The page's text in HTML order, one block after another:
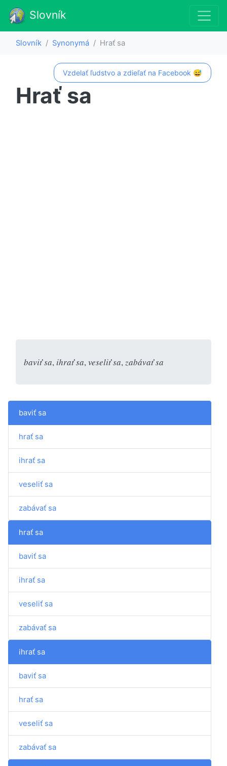
Slovník
Slovník Synonymá Hrať sa
Vzdelať ľudstvo a zdieľať na Facebook 😅
Hrať sa
baviť sa, ihrať sa, veseliť sa, zabávať sa
baviť sa
hrať sa
ihrať sa
veseliť sa
zabávať sa
hrať sa
baviť sa
ihrať sa
veseliť sa
zabávať sa
ihrať sa
baviť sa
hrať sa
veseliť sa
zabávať sa